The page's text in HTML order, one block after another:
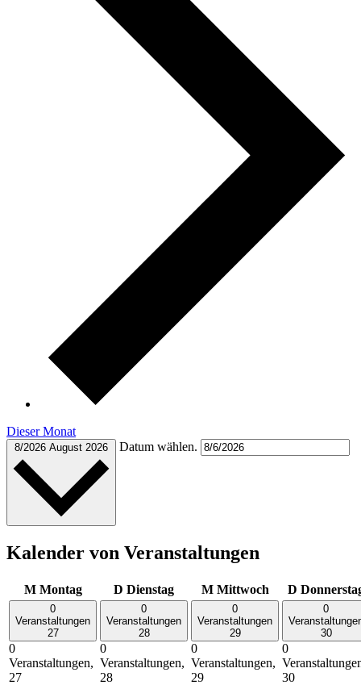
Dieser Monat
8/2026 August 2026 Datum wählen.
Kalender von Veranstaltungen
M Montag D Dienstag M Mittwoch D
0
Veranstaltungen
27
0
Veranstaltungen,
27
0
Veranstaltungen
28
0
Veranstaltungen,
28
0
Veranstaltungen
29
0
Veranstaltungen,
29
0
30
0
30